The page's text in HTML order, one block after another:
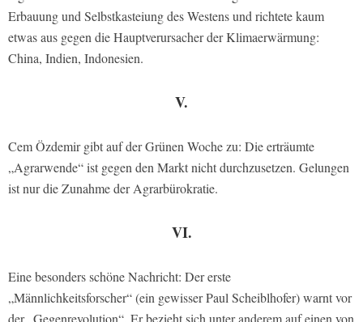
Erbauung und Selbstkasteiung des Westens und richtete kaum
etwas aus gegen die Hauptverursacher der Klimaerwärmung:
China, Indien, Indonesien.
V.
Cem Özdemir gibt auf der Grünen Woche zu: Die erträumte
„Agrarwende“ ist gegen den Markt nicht durchzusetzen. Gelungen
ist nur die Zunahme der Agrarbürokratie.
VI.
Eine besonders schöne Nachricht: Der erste
„Männlichkeitsforscher“ (ein gewisser Paul Scheiblhofer) warnt vor